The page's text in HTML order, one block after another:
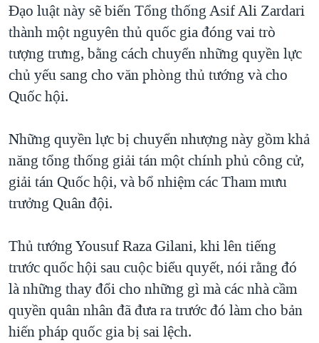
Đạo luật này sẽ biến Tổng thống Asif Ali Zardari
thành một nguyên thủ quốc gia đóng vai trò
tượng trưng, bằng cách chuyển những quyền lực
chủ yếu sang cho văn phòng thủ tướng và cho
Quốc hội.
Những quyền lực bị chuyển nhượng này gồm khả
năng tổng thống giải tán một chính phủ công cử,
giải tán Quốc hội, và bổ nhiệm các Tham mưu
trưởng Quân đội.
Thủ tướng Yousuf Raza Gilani, khi lên tiếng
trước quốc hội sau cuộc biểu quyết, nói rằng đó
là những thay đổi cho những gì mà các nhà cầm
quyền quân nhân đã đưa ra trước đó làm cho bản
hiến pháp quốc gia bị sai lệch.